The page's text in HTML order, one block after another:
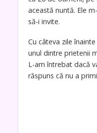
această nuntă. Ele
să-i invite.
Cu câteva zile
unul dintre prietenii
L-am întrebat dacă
răspuns că nu a